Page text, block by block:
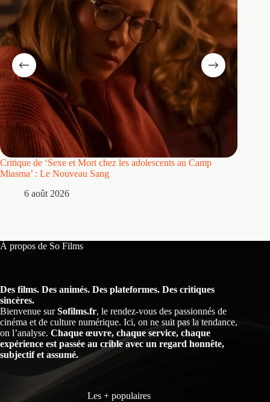
Critique de ‘Sexe et Mort chez les adolescents au Camp
Miasma’ : Le Nouveau Sang
6 août 2026
À propos de So Films
Des films. Des animés. Des plateformes. Des critiques
sincères.
Bienvenue surSofilms.fr, le rendez-vous des passionnés de
cinéma et de culture numérique. Ici, on ne suit pas la tendance,
on l’analyse. Chaque œuvre, chaque service, chaque
expérience est passée au crible avec un regard honnête,
subjectif et assumé.
Les + populaires